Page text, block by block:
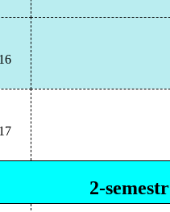
16
17
2-semestr